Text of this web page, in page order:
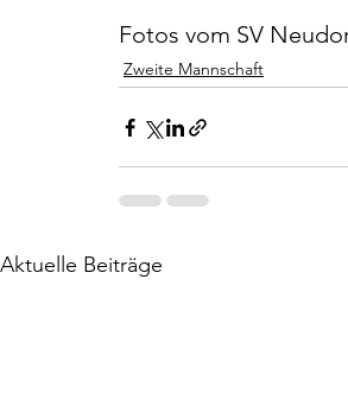
Fotos vom SV
Zweite Mannschaft
Aktuelle Beiträge